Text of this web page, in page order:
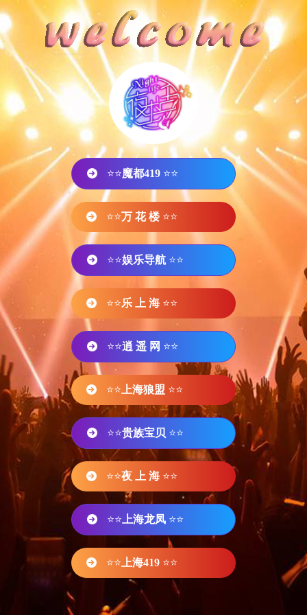
⭐⭐魔都419 ⭐⭐
⭐⭐万 花 楼 ⭐⭐
⭐⭐娱乐导航 ⭐⭐
⭐⭐乐 上 海 ⭐⭐
⭐⭐逍 遥 网 ⭐⭐
⭐⭐ 上海狼盟 ⭐⭐
⭐⭐贵族宝贝 ⭐⭐
⭐⭐夜 上 海 ⭐⭐
⭐⭐ 上海龙凤 ⭐⭐
⭐⭐ 上海419 ⭐⭐